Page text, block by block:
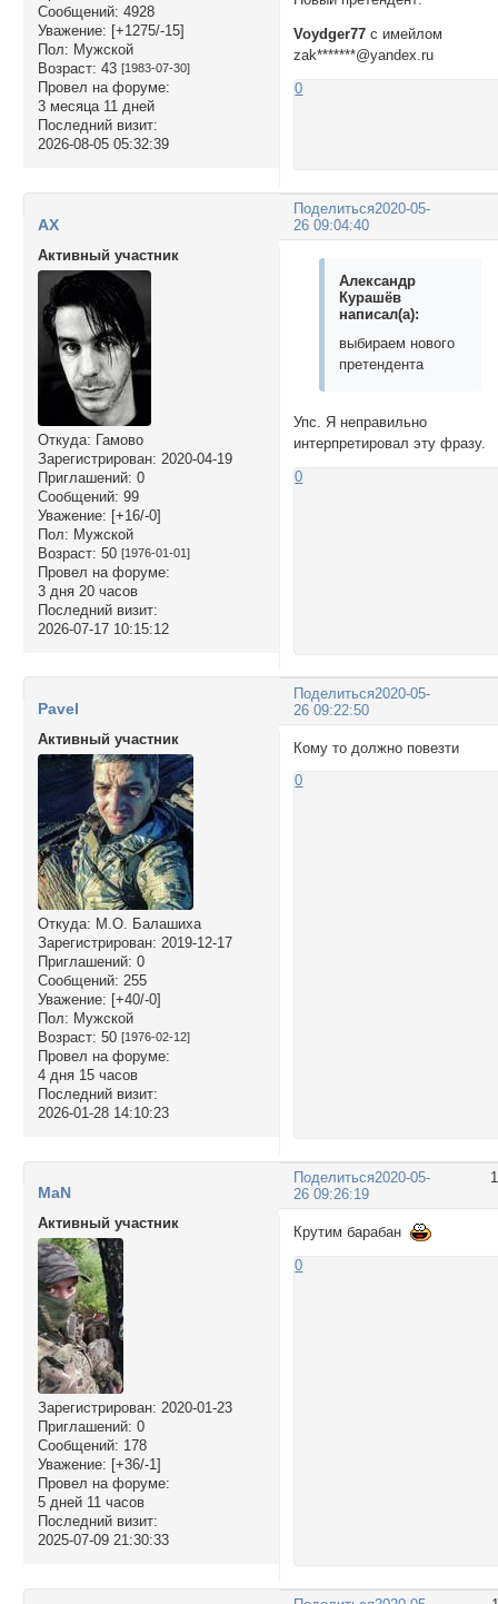
Сообщений: 4928
Уважение: [+1275/-15]
Пол: Мужской
Возраст: 43 [1983-07-30]
Провел на форуме:
3 месяца 11 дней
Последний визит:
2026-08-05 05:32:39
Voydger77 с имейлом
zak*******@yandex.ru
0
Поделиться2020-05-
26 09:04:40
AX
Активный участник
Откуда: Гамово
Зарегистрирован: 2020-04-19
Приглашений: 0
Сообщений: 99
Уважение: [+16/-0]
Пол: Мужской
Возраст: 50 [1976-01-01]
Провел на форуме:
3 дня 20 часов
Последний визит:
2026-07-17 10:15:12
Александр
Курашёв
написал(а):
выбираем нового
претендента
Упс. Я неправильно
интерпретировал эту фразу.
0
Поделиться2020-05-
26 09:22:50
Pavel
Активный участник
Откуда: М.О. Балашиха
Зарегистрирован: 2019-12-17
Приглашений: 0
Сообщений: 255
Уважение: [+40/-0]
Пол: Мужской
Возраст: 50 [1976-02-12]
Провел на форуме:
4 дня 15 часов
Последний визит:
2026-01-28 14:10:23
Кому то должно повезти
0
Поделиться2020-05-
26 09:26:19
MaN
Активный участник
Зарегистрирован: 2020-01-23
Приглашений: 0
Сообщений: 178
Уважение: [+36/-1]
Провел на форуме:
5 дней 11 часов
Последний визит:
2025-07-09 21:30:33
Крутим барабан
0